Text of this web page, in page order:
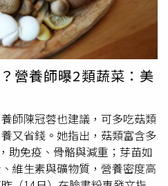
走下去的決心。」如今邁入15週
終點，而是要保持當年的衝
最後，MWAM也向台灣樂迷喊
度造訪台灣吧，雖然中間隔了
員和工作人員都非常期待。能
，我們真的感到很開心。希望
思念全部投射到我們身上，我
請務必期待這場舞台，再次謝
「HOWLING ACROSS
」in TAIPEI，將於12月7日
營養師曝2類蔬菜：美
師陳冠蓉也建議，可多吃菇類
又省錢。她指出，菇類富含多
助免疫、骨骼與減重；芽苗如
維生素與礦物質，營養密度高